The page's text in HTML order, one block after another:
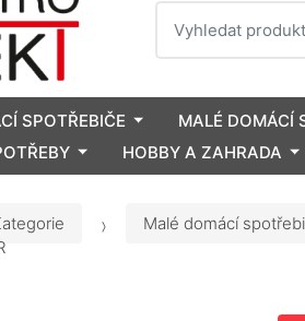
SPOTŘEBIČE
MALÉ DOMÁCÍ
HOBBY A ZAHRADA
Malé domácí